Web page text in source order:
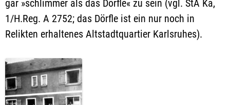
gar »schlimmer als das Dörfle« zu sein (vgl. StA Ka,
1/H.Reg. A 2752; das Dörfle ist ein nur noch in
Relikten erhaltenes Altstadtquartier Karlsruhes).